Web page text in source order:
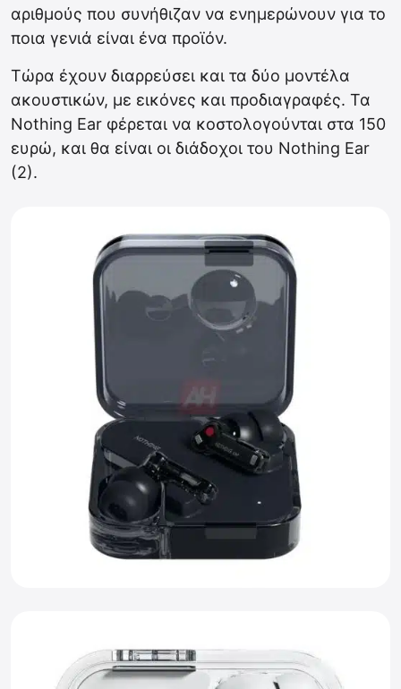
αριθμούς που συνήθιζαν να ενημερώνουν για το
ποια γενιά είναι ένα προϊόν.
Tώρα έχουν διαρρεύσει και τα δύο μοντέλα
ακουστικών, με εικόνες και προδιαγραφές. Τα
Nothing Ear φέρεται να κοστολογούνται στα 150
ευρώ, και θα είναι οι διάδοχοι του Nothing Ear
(2).